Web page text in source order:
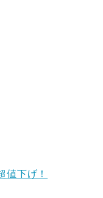
下げ！